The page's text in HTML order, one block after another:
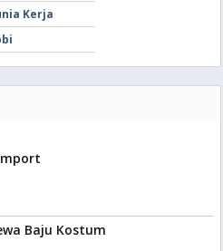
Kerja
Baju Kostum